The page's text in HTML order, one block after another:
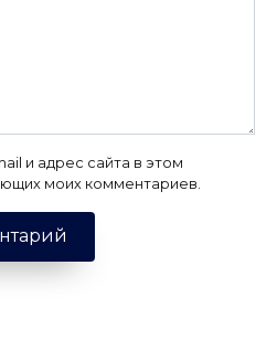
и адрес сайта в этом
моих комментариев.